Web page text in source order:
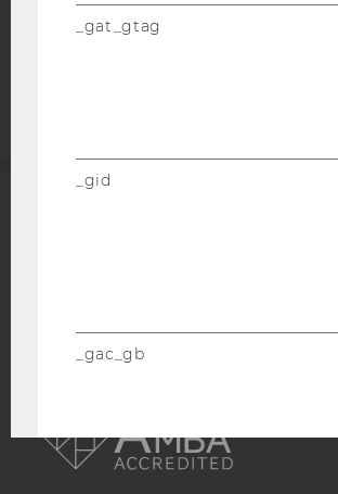
_gat_gtag
_gid
_gac_gb